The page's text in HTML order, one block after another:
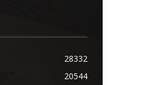
28332
20544